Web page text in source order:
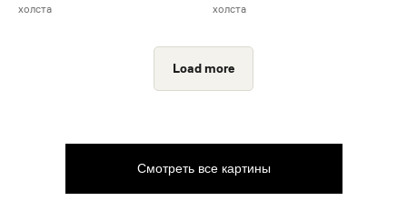
холста
холста
Load more
Смотреть все картины